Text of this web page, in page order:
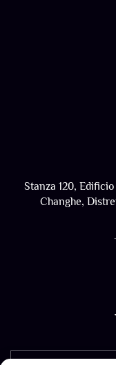
Stanza 120,
Changhe,